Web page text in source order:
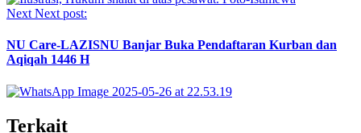
Next Next post:
NU Care-LAZISNU Banjar Buka Pendaftaran Kurban dan
Aqiqah 1446 H
Terkait